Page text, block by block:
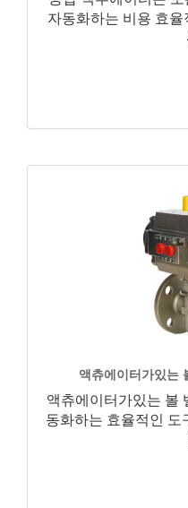
자동화하는 비용 효
액츄에이터가있는
액츄에이터가있는 볼
동화하는 효율적인 도